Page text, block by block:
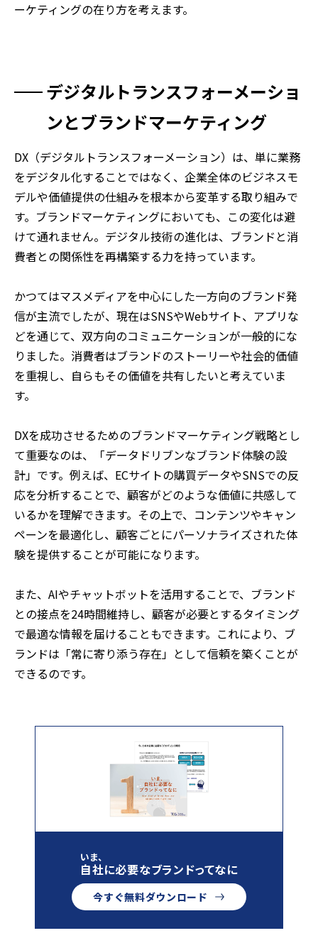
ーケティングの在り方を考えます。
デジタルトランスフォーメーショ
ンとブランドマーケティング
DX（デジタルトランスフォーメーション）は、単に業務
をデジタル化することではなく、企業全体のビジネスモ
デルや価値提供の仕組みを根本から変革する取り組みで
す。ブランドマーケティングにおいても、この変化は避
けて通れません。デジタル技術の進化は、ブランドと消
費者との関係性を再構築する力を持っています。
かつてはマスメディアを中心にした一方向のブランド発
信が主流でしたが、現在はSNSやWebサイト、アプリな
どを通じて、双方向のコミュニケーションが一般的にな
りました。消費者はブランドのストーリーや社会的価値
を重視し、自らもその価値を共有したいと考えていま
す。
DXを成功させるためのブランドマーケティング戦略とし
て重要なのは、「データドリブンなブランド体験の設
計」です。例えば、ECサイトの購買データやSNSでの反
応を分析することで、顧客がどのような価値に共感して
いるかを理解できます。その上で、コンテンツやキャン
ペーンを最適化し、顧客ごとにパーソナライズされた体
験を提供することが可能になります。
また、AIやチャットボットを活用することで、ブランド
との接点を24時間維持し、顧客が必要とするタイミング
で最適な情報を届けることもできます。これにより、ブ
ランドは「常に寄り添う存在」として信頼を築くことが
できるのです。
いま、
自社に必要なブランドってなに
今すぐ無料ダウンロード